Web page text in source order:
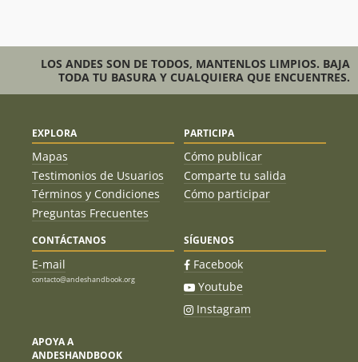
LOS ANDES SON DE TODOS, MANTENLOS LIMPIOS. BAJA
TODA TU BASURA Y CUALQUIERA QUE ENCUENTRES.
EXPLORA
Mapas
Testimonios de Usuarios
Términos y Condiciones
Preguntas Frecuentes
PARTICIPA
Cómo publicar
Comparte tu salida
Cómo participar
CONTÁCTANOS
E-mail
contacto@andeshandbook.org
SÍGUENOS
Facebook
Youtube
Instagram
APOYA A
ANDESHANDBOOK